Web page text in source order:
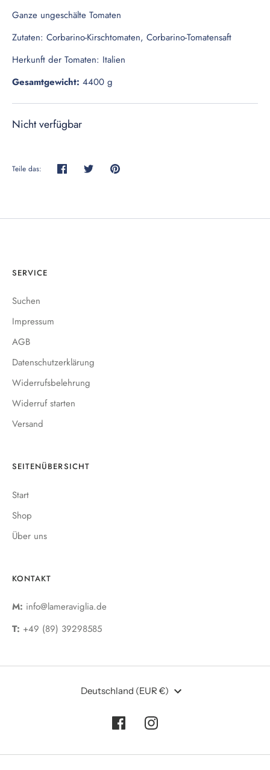
Ganze ungeschälte Tomaten
Zutaten: Corbarino-Kirschtomaten, Corbarino-Tomatensaft
Herkunft der Tomaten: Italien
Gesamtgewicht: 4400 g
Nicht verfügbar
Teile das: Teilen TwitternPinnen
SERVICE
Suchen
Impressum
AGB
Datenschutzerklärung
Widerrufsbelehrung
Widerruf starten
Versand
SEITENÜBERSICHT
Start
Shop
Über uns
KONTAKT
M: info@lameraviglia.de
T: +49 (89) 39298585
Deutschland (EUR €)